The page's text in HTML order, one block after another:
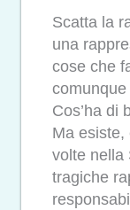
Scatta la
una
cose che
Cos’ha di
Ma esiste,
volte nella
tragiche